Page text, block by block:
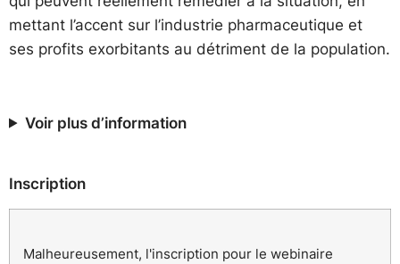
mettant l’accent sur l’industrie pharmaceutique et
ses profits exorbitants au détriment de la population.
Voir plus d’information
Inscription
Malheureusement, l'inscription pour le webinaire